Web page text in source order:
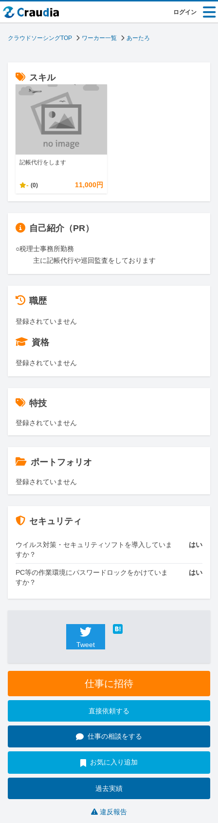
ログイン
クラウドソーシングTOP ワーカー一覧 あーたろ
スキル
記帳代行をします
- (0) 11,000円
自己紹介（PR）
○税理士事務所勤務
         主に記帳代行や巡回監査をしております
職歴
登録されていません
資格
登録されていません
特技
登録されていません
ポートフォリオ
登録されていません
セキュリティ
ウイルス対策・セキュリティソフトを導入していま
すか？
はい
PC等の作業環境にパスワードロックをかけていま
すか？
はい
Tweet
仕事に招待
直接依頼する
仕事の相談をする
お気に入り追加
過去実績
違反報告